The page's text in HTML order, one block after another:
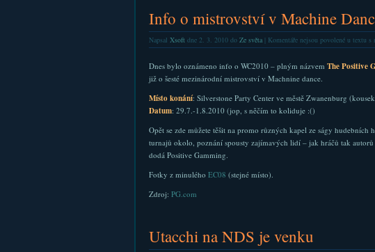
Info o mistrovství v Machine
Napsal Xsoftdne 2. 3. 2010 do Ze světa| Komentáře nejsou povolenéu textu s
Dnes bylo oznámeno info o WC2010 – plným názvem The Positive
již o šesté mezinárodní mistrovství v Machnine dance.
Místo konání: Silverstone Party Center ve městě Zwanenburg
Datum: 29.7.-1.8.2010 (jop, s něčím to koliduje :()
Opět se zde můžete těšit na promo různých kapel ze ságy
turnajů okolo, poznání spousty zajímavých lidí – jak hráčů tak
dodá Positive Gamming.
Fotky z minulého EC08 (stejné místo).
Zdroj: PG.com
Utacchi na NDS je venku